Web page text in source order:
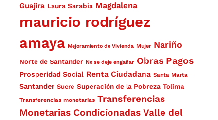
Guajira Laura Sarabia Magdalena
mauricio rodríguez
amaya Mejoramiento de Vivienda Mujer Nariño
Norte de Santander No se deje engañar Obras Pagos
Prosperidad Social Renta Ciudadana Santa Marta
Santander Sucre Superación de la Pobreza Tolima
Transferencias monetarias Transferencias
Monetarias Condicionadas Valle del